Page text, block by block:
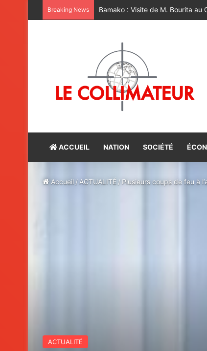
Breaking News Bamako : Visite de M. Bourita au
ACCUEIL NATION SOCIÉTÉ
Accueil / ACTUALITÉ /Plusieurs coups de feu à
ACTUALITÉ